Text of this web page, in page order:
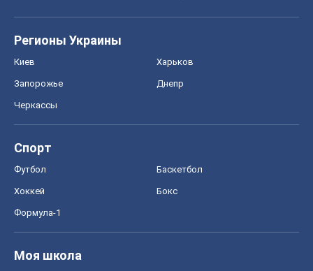
Регионы Украины
Киев Харьков
Запорожье Днепр
Черкассы
Спорт
Футбол Баскетбол
Хоккей Бокс
Формула-1
Моя школа